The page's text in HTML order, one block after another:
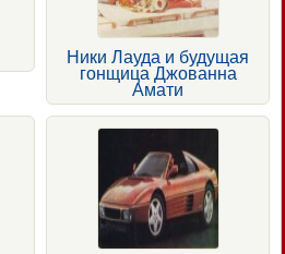
Ники Лауда и будущая
гонщица Джованна
Амати